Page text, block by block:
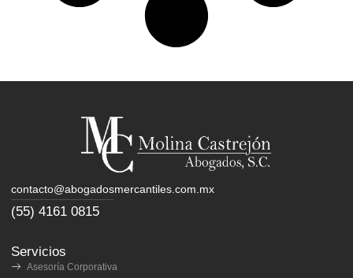
contacto@abogadosmercantiles.com.mx
(55) 4161 0815
Servicios
Asesoría Corporativa